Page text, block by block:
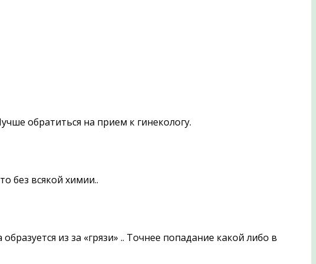
обратиться на прием к гинекологу.
без всякой химии..
из за «грязи» .. Точнее попадание какой либо в